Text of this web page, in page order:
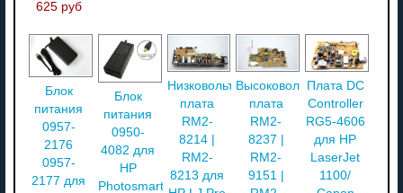
625 руб
Блок
питания
0957-
2176
0957-
2177 для
Блок
питания
0950-
4082 для
HP
Photosmart
Низковольтная
плата
RM2-
8214 |
RM2-
8213 для
Высоковольтная
плата
RM2-
8237 |
RM2-
9151 |
Плата DC
Controller
RG5-4606
для HP
LaserJet
1100/